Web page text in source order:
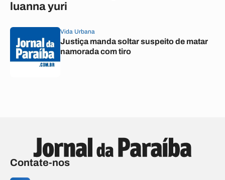
luanna yuri
Vida Urbana
Justiça manda soltar suspeito de matar
namorada com tiro
Contate-nos